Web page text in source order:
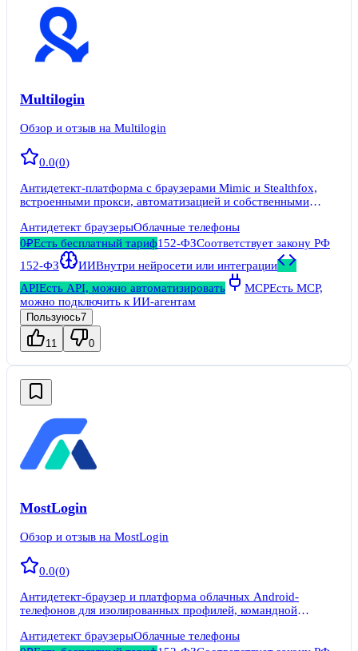
Multilogin
Обзор и отзыв на Multilogin
0.0(0)
Антидетект-платформа с браузерами Mimic и Stealthfox,
встроенными прокси, автоматизацией и собственными
Антидетект браузерыОблачные телефоны
0₽Есть бесплатный тариф152-ФЗСоответствует закону РФ
152-ФЗ
ИИВнутри нейросети или интеграции
APIЕсть API, можно автоматизировать MCPЕсть MCP,
можно подключить к ИИ-агентам
Пользуюсь7
11 0
MostLogin
Обзор и отзыв на MostLogin
0.0(0)
Антидетект-браузер и платформа облачных Android-
телефонов для изолированных профилей, командной
Антидетект браузерыОблачные телефоны